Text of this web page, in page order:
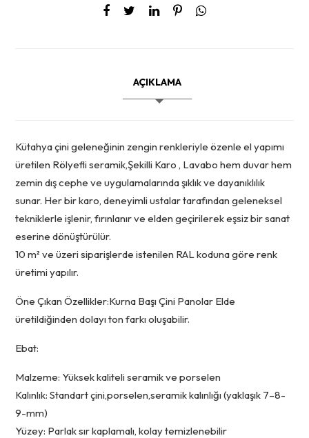
AÇIKLAMA
Kütahya çini geleneğinin zengin renkleriyle özenle el yapımı
üretilen Rölyefli seramik,Şekilli Karo , Lavabo hem duvar hem
zemin dış cephe ve uygulamalarında şıklık ve dayanıklılık
sunar. Her bir karo, deneyimli ustalar tarafından geleneksel
tekniklerle işlenir, fırınlanır ve elden geçirilerek eşsiz bir sanat
eserine dönüştürülür.
10 m² ve üzeri siparişlerde istenilen RAL koduna göre renk
üretimi yapılır.
Öne Çıkan Özellikler:Kurna Başı Çini Panolar Elde
üretildiğinden dolayı ton farkı oluşabilir.
Ebat:
Malzeme: Yüksek kaliteli seramik ve porselen
Kalınlık: Standart çini,porselen,seramik kalınlığı (yaklaşık 7–8-
9-mm)
Yüzey: Parlak sır kaplamalı, kolay temizlenebilir